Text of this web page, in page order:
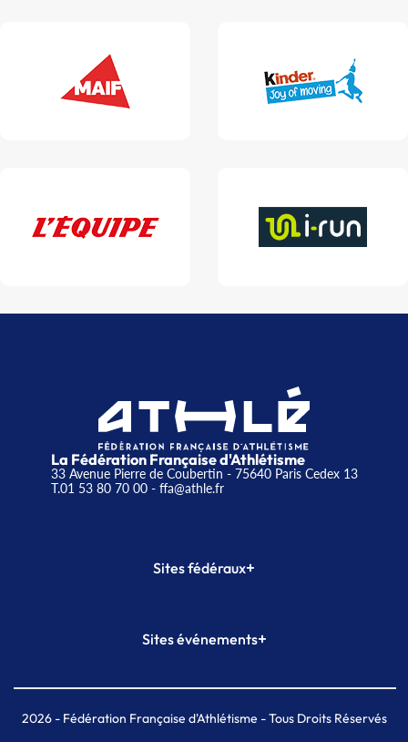
La Fédération Française d'Athlétisme
33 Avenue Pierre de Coubertin - 75640 Paris Cedex 13
T.01 53 80 70 00- ffa@athle.fr
Sites fédéraux+
Plateforme Formation
Sites événements+
Meeting de Paris indoor
MAIF Ekiden de Paris
2026- Fédération Française d'Athlétisme - Tous Droits Réservés